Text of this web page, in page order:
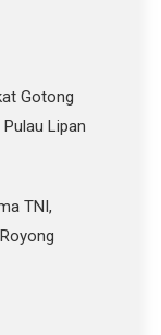
Gotong
Lipan
TNI,